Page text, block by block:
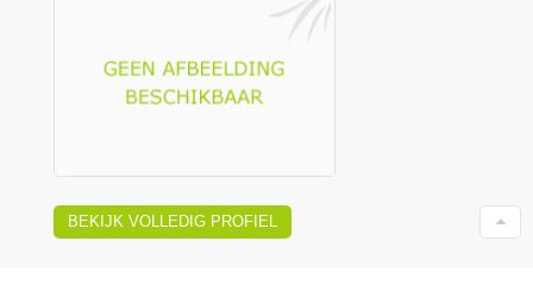
BEKIJK VOLLEDIG PROFIEL